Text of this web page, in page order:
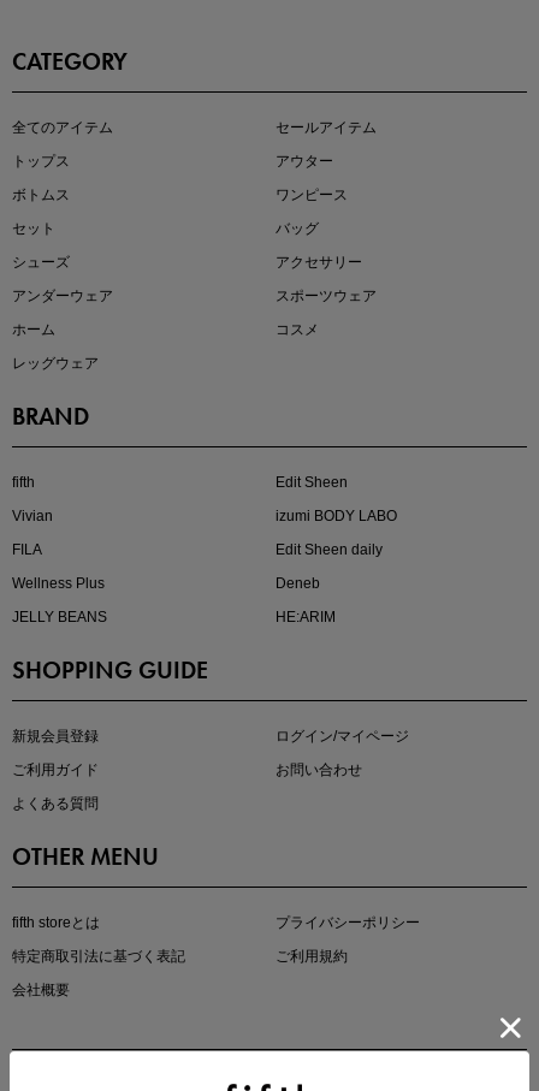
注目の新作が販売開始
kokoさんセレクト
今季の注目アイテムをご紹介
この夏の主役確定！
CATEGORY
全てのアイテム
セールアイテム
トップス
アウター
ボトムス
ワンピース
セット
バッグ
シューズ
アクセサリー
アンダーウェア
スポーツウェア
ホーム
コスメ
レッグウェア
BRAND
fifth
Edit Sheen
Vivian
izumi BODY LABO
FILA
Edit Sheen daily
Wellness Plus
Deneb
JELLY BEANS
HE:ARIM
SHOPPING GUIDE
新規会員登録
ログイン/マイページ
ご利用ガイド
お問い合わせ
よくある質問
OTHER MENU
fifth storeとは
プライバシーポリシー
特定商取引法に基づく表記
ご利用規約
会社概要